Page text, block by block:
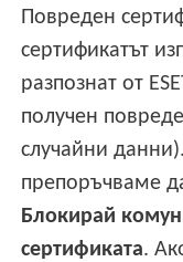
Повреден
сертификатът
разпознат от
получен
случайни
препоръчваме
Блокирай
сертификата.